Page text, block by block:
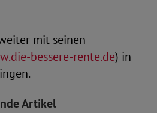
mit seinen
bessere-rente.de) in
Artikel